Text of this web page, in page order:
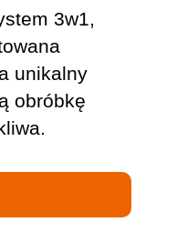
3w1,
unikalny
obróbkę